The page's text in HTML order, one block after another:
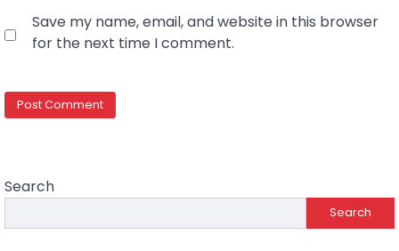
Save my name, email, and website in this browser
for the next time I comment.
Search
Search